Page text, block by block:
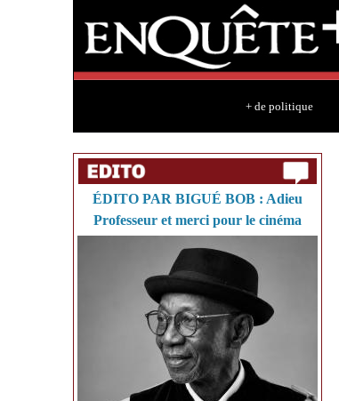
+ de politique
ÉDITO PAR BIGUÉ BOB : Adieu
Professeur et merci pour le cinéma